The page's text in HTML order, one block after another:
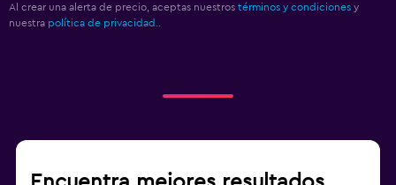
Al crear una alerta de precio, aceptas nuestros términos y condiciones y
nuestra política de privacidad.